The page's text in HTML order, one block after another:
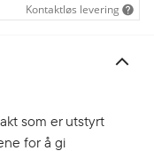
Kontaktløs levering
som er utstyrt
for å gi